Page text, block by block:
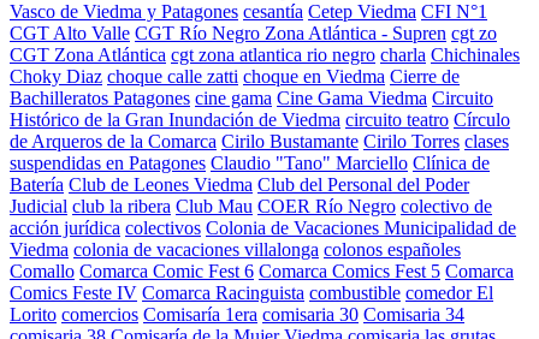
Vasco de Viedma y Patagones cesantía Cetep Viedma CFI N°1
CGT Alto Valle CGT Río Negro Zona Atlántica - Supren cgt zo
CGT Zona Atlántica cgt zona atlantica rio negro charla Chichinales
Choky Diaz choque calle zatti choque en Viedma Cierre de
Bachilleratos Patagones cine gama Cine Gama Viedma Circuito
Histórico de la Gran Inundación de Viedma circuito teatro Círculo
de Arqueros de la Comarca Cirilo Bustamante Cirilo Torres clases
suspendidas en Patagones Claudio "Tano" Marciello Clínica de
Batería Club de Leones Viedma Club del Personal del Poder
Judicial club la ribera Club Mau COER Río Negro colectivo de
acción jurídica colectivos Colonia de Vacaciones Municipalidad de
Viedma colonia de vacaciones villalonga colonos españoles
Comallo Comarca Comic Fest 6 Comarca Comics Fest 5 Comarca
Comics Feste IV Comarca Racinguista combustible comedor El
Lorito comercios Comisaría 1era comisaria 30 Comisaria 34